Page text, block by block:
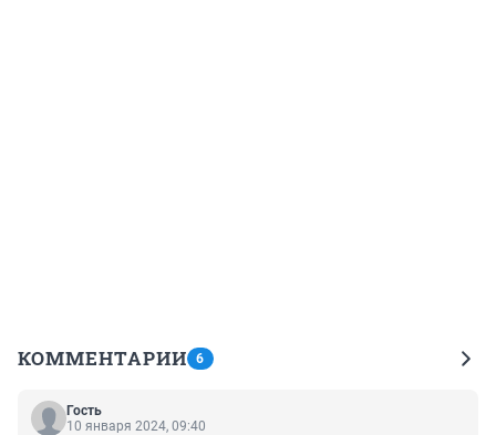
КОММЕНТАРИИ 6
Гость
10 января 2024, 09:40